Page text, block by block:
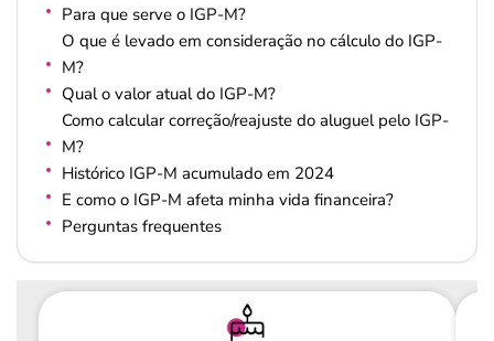
Para que serve o IGP-M?
O que é levado em consideração no cálculo do IGP-
M?
Qual o valor atual do IGP-M?
Como calcular correção/reajuste do aluguel pelo IGP-
M?
Histórico IGP-M acumulado em 2024
E como o IGP-M afeta minha vida financeira?
Perguntas frequentes